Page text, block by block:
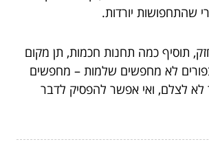
שהתחפושות יורדות.
תוסיף כמה תחנות חכמות, תן מקום
בפורים לא מחפשים שלמות – מחפשים
לצלם, ואי אפשר להפסיק לדבר